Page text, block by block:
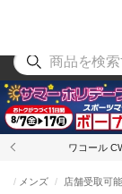
ワコール
メンズ 店舗受取可能